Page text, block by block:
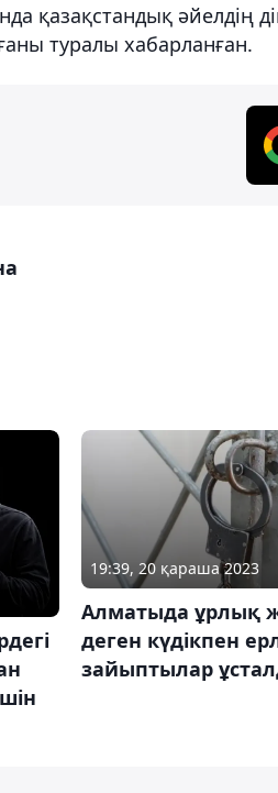
қазақстандық әйелдің
туралы хабарланған.
19:39, 20 қараша 2023
Алматыда ұрлық
деген күдікпен
зайыптылар